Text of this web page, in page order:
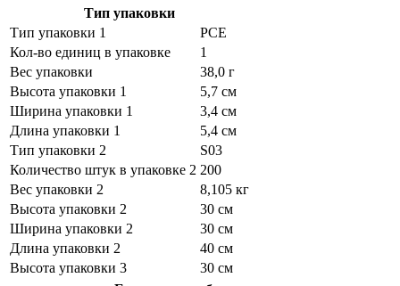
Тип упаковки
Тип упаковки 1
PCE
Кол-во единиц в упаковке
1
Вес упаковки
38,0 г
Высота упаковки 1
5,7 см
Ширина упаковки 1
3,4 см
Длина упаковки 1
5,4 см
Тип упаковки 2
S03
Количество штук в упаковке 2 200
Вес упаковки 2
8,105 кг
Высота упаковки 2
30 см
Ширина упаковки 2
30 см
Длина упаковки 2
40 см
Высота упаковки 3
30 см